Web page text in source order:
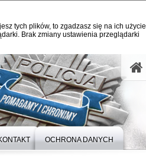
tych plików, to zgadzasz się na ich użycie
Brak zmiany ustawienia przeglądarki
OCHRONA DANYCH